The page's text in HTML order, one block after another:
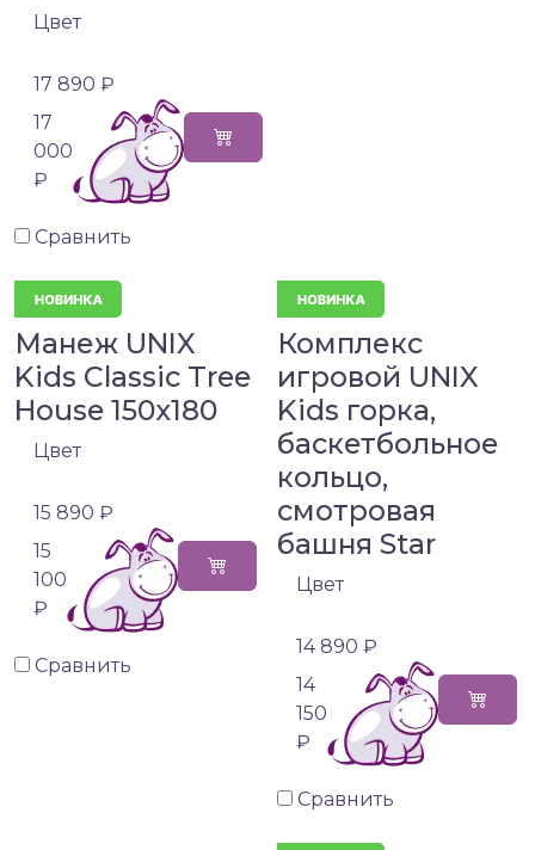
Цвет
17 890 ₽
17
000
₽
Сравнить
Манеж UNIX
Kids Classic Tree
House 150x180
Цвет
15 890 ₽
15
100
₽
Сравнить
Комплекс
игровой UNIX
Kids горка,
баскетбольное
кольцо,
смотровая
башня Star
Цвет
14 890 ₽
14
150
₽
Сравнить